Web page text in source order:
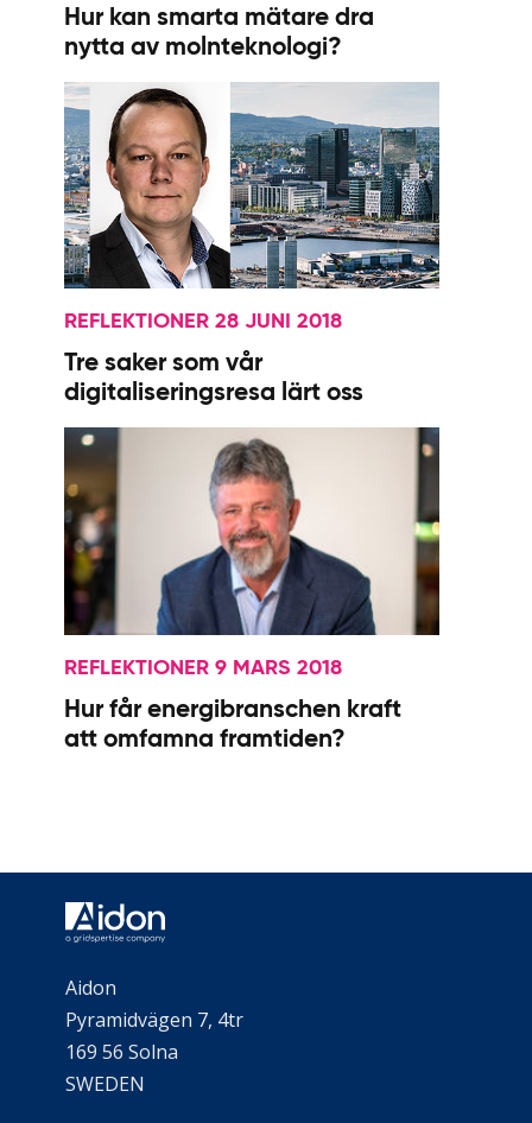
Hur kan smarta mätare dra
nytta av molnteknologi?
REFLEKTIONER 28 JUNI 2018
Tre saker som vår
digitaliseringsresa lärt oss
REFLEKTIONER 9 MARS 2018
Hur får energibranschen kraft
att omfamna framtiden?
Aidon
Pyramidvägen 7, 4tr
169 56 Solna
SWEDEN